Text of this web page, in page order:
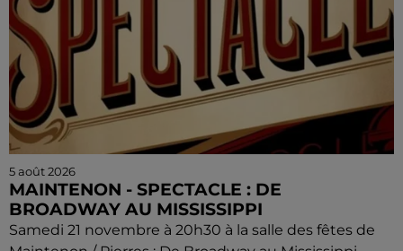
5 août 2026
MAINTENON - SPECTACLE : DE
BROADWAY AU MISSISSIPPI
Samedi 21 novembre à 20h30 à la salle des fêtes de